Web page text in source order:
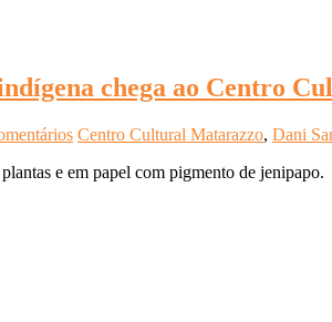
chega ao Centro
Centro Cultural Matarazzo, Dani
e em papel com pigmento de jenipapo.